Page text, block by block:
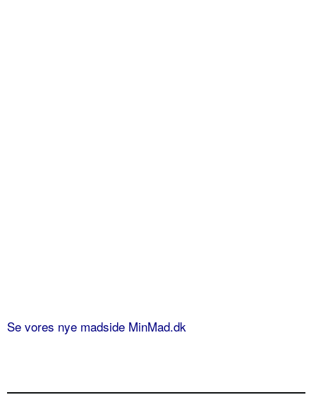
Se vores nye madside MinMad.dk